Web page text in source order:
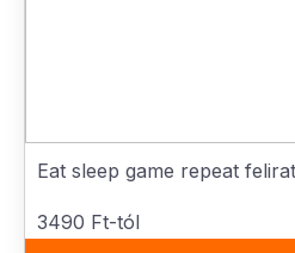
Eat sleep game repeat
3490 Ft-tól